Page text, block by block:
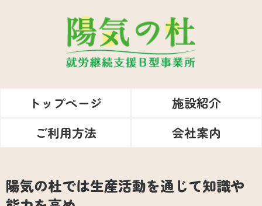
トップページ
施設紹介
ご利用方法
会社案内
陽気の杜では生産活動を通じて知識や